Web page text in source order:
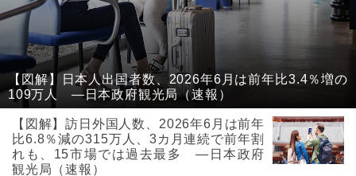
【図解】日本人出国者数、2026年6月は前年比3.4％増の
109万人 ―日本政府観光局（速報）
【図解】訪日外国人数、2026年6月は前年
比6.8％減の315万人、3カ月連続で前年割
れも、15市場では過去最多 ―日本政府
観光局（速報）